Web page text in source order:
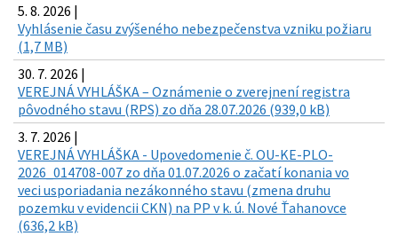
5. 8. 2026 |
Vyhlásenie času zvýšeného nebezpečenstva vzniku požiaru
(1,7 MB)
30. 7. 2026 |
VEREJNÁ VYHLÁŠKA – Oznámenie o zverejnení registra
pôvodného stavu (RPS) zo dňa 28.07.2026 (939,0 kB)
3. 7. 2026 |
VEREJNÁ VYHLÁŠKA - Upovedomenie č. OU-KE-PLO-
2026_014708-007 zo dňa 01.07.2026 o začatí konania vo
veci usporiadania nezákonného stavu (zmena druhu
pozemku v evidencii CKN) na PP v k. ú. Nové Ťahanovce
(636,2 kB)